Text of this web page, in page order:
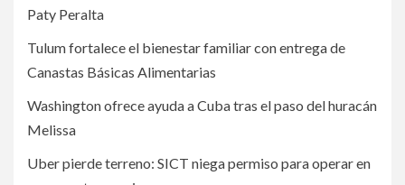
Paty Peralta
Tulum fortalece el bienestar familiar con entrega de
Canastas Básicas Alimentarias
Washington ofrece ayuda a Cuba tras el paso del huracán
Melissa
Uber pierde terreno: SICT niega permiso para operar en